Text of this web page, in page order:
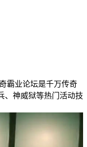
霸业论坛是千万传奇
、神威狱等热门活动技